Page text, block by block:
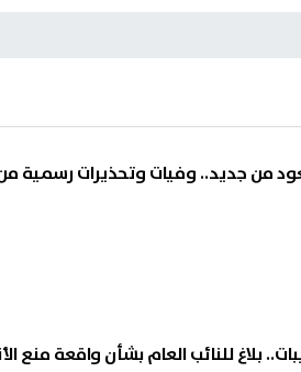
من جديد.. وفيات وتحذيرات رسمية من
بلاغ للنائب العام بشأن واقعة منع